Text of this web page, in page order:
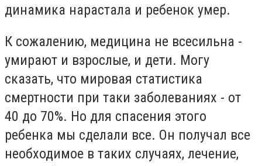
динамика нарастала и ребенок умер.
К сожалению, медицина не всесильна -
умирают и взрослые, и дети. Могу
сказать, что мировая статистика
смертности при таки заболеваниях - от
40 до 70%. Но для спасения этого
ребенка мы сделали все. Он получал все
необходимое в таких случаях, лечение,